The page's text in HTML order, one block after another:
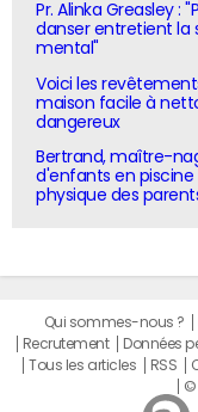
Pr. Alinka Greasley :
danser entretient la
mental"
Voici les
maison facile à
dangereux
Bertrand, maître-
d'enfants en
physique des
Qui sommes-nous ?
Recrutement
Données
Tous les articles
RSS
©